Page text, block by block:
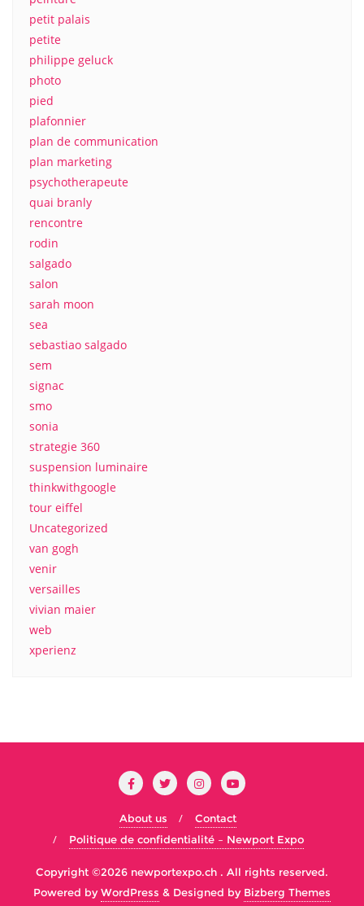
petit palais
petite
philippe geluck
photo
pied
plafonnier
plan de communication
plan marketing
psychotherapeute
quai branly
rencontre
rodin
salgado
salon
sarah moon
sea
sebastiao salgado
sem
signac
smo
sonia
strategie 360
suspension luminaire
thinkwithgoogle
tour eiffel
Uncategorized
van gogh
venir
versailles
vivian maier
web
xperienz
About us
Contact
Politique de confidentialité – Newport Expo
Copyright ©2026 newportexpo.ch . All rights reserved.
Powered byWordPress & Designed by Bizberg Themes